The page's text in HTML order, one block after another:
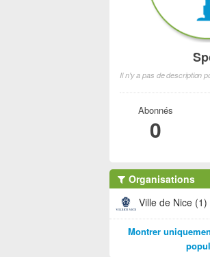
Il n'y a pas de description
Abonnés
0
Organisations
Ville de Nice (1)
Montrer